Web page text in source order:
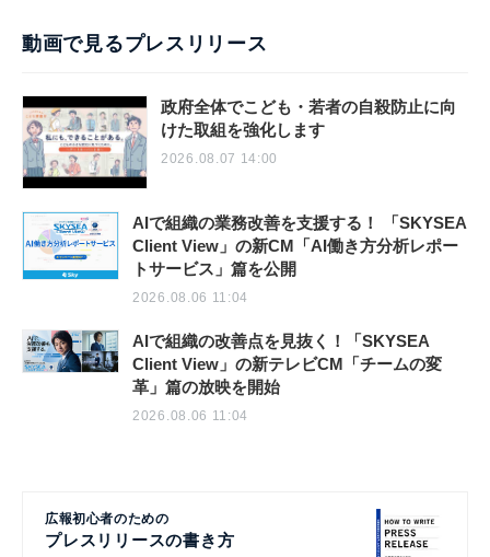
動画で見るプレスリリース
政府全体でこども・若者の自殺防止に向
けた取組を強化します
2026.08.07 14:00
AIで組織の業務改善を支援する！ 「SKYSEA
Client View」の新CM「AI働き方分析レポー
トサービス」篇を公開
2026.08.06 11:04
AIで組織の改善点を見抜く！「SKYSEA
Client View」の新テレビCM「チームの変
革」篇の放映を開始
2026.08.06 11:04
広報初心者のための
プレスリリースの書き方